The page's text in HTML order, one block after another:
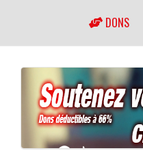
DONS